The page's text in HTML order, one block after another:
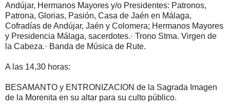
Andújar, Hermanos Mayores y/o Presidentes: Patronos,
Patrona, Glorias, Pasión, Casa de Jaén en Málaga,
Cofradías de Andújar, Jaén y Colomera; Hermanos Mayores
y Presidencia Málaga, sacerdotes.· Trono Stma. Virgen de
la Cabeza.· Banda de Música de Rute.
A las 14,30 horas:
BESAMANTO y ENTRONIZACION de la Sagrada Imagen
de la Morenita en su altar para su culto público.